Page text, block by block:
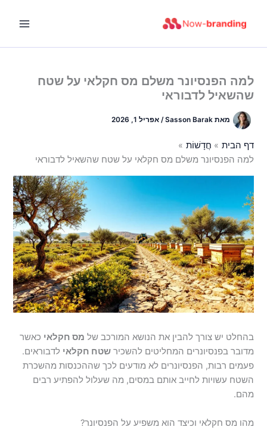
למה הפנסיונר משלם מס חקלאי על שטח
שהשאיל לדבוראי
מאתSasson Barak
/אפריל 1, 2026
דף הבית
חֲדָשׁוֹת
למה הפנסיונר משלם מס חקלאי על שטח שהשאיל לדבוראי
בהחלט יש צורך להבין את הנושא המורכב של מס חקלאי כאשר
מדובר בפנסיונרים המחליטים להשכירשטח חקלאי לדבוראים.
פעמים רבות, הפנסיונרים לא מודעים לכך שההכנסות מהשכרת
השטח עשויות לחייב אותם במסים, מה שעלול להפתיע רבים
מהם.
מהו מס חקלאי וכיצד הוא משפיע על הפנסיונר?